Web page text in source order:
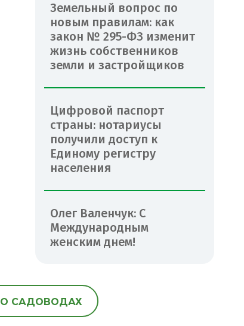
Земельный вопрос по
новым правилам: как
закон № 295-ФЗ изменит
жизнь собственников
земли и застройщиков
Цифровой паспорт
страны: нотариусы
получили доступ к
Единому регистру
населения
Олег Валенчук: С
Международным
женским днем!
О САДОВОДАХ